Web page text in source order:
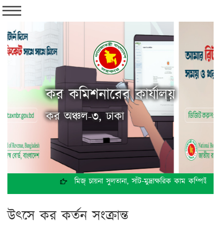
কর কমিশনারের কার্যালয়
কর অঞ্চল-৩, ঢাকা
মিজ্ চায়না সুলতানা, সাঁট-মুদ্রাক্ষরিক কাম
উৎসে কর কর্তন সংক্রান্ত